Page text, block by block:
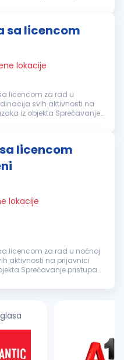
sa licencom
lokacije
licencom za rad u
iz objekta Sprečavanje
licencom
lokacije
licencom za rad u noćnoj
Sprečavanje pristupa